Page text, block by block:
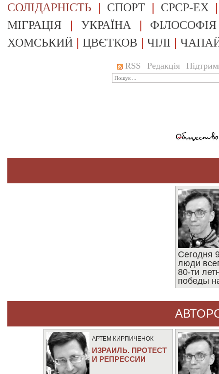
СОЛІДАРНІСТЬ | СПОРТ | СРСР-EX
МІГРАЦІЯ | УКРАЇНА | ФІЛОСОФІЯ
ХОМСЬКИЙ | ЦВЄТКОВ | ЧІЛІ |
RSS Редакція
Сегодня
люди
80-ти
победы
АРТЕМ КИРПИЧЕНОК
ИЗРАИЛЬ. ПРОТЕСТ
И РЕПРЕССИИ